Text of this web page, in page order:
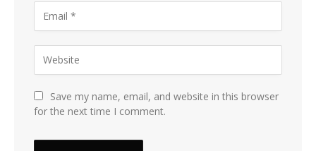
Save my name, email, and website in this browser
for the next time I comment.